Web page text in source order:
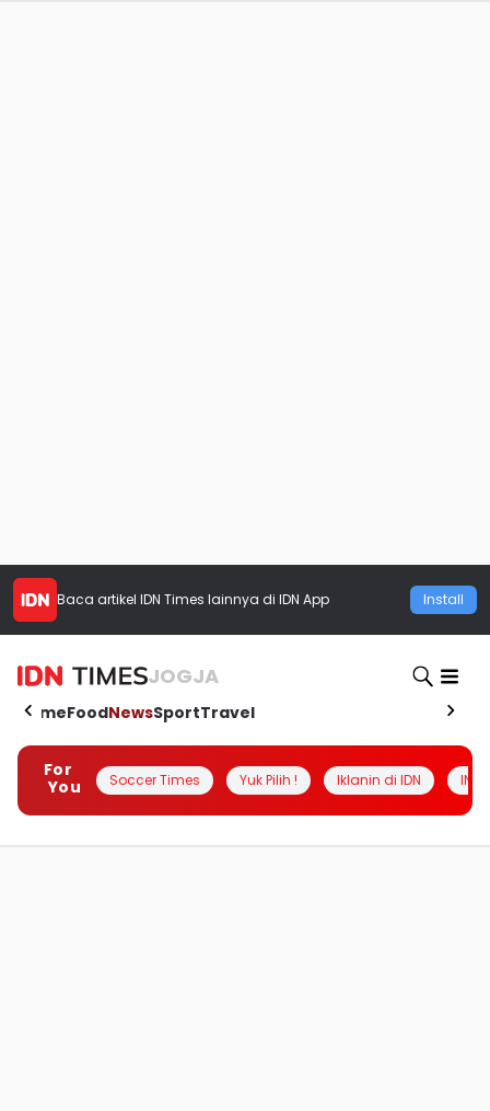
Baca artikel IDN Times lainnya di IDN App Install
JOGJA
HomeFoodNewsSportTravel
For
You
Soccer Times Yuk Pilih ! Iklanin di IDN